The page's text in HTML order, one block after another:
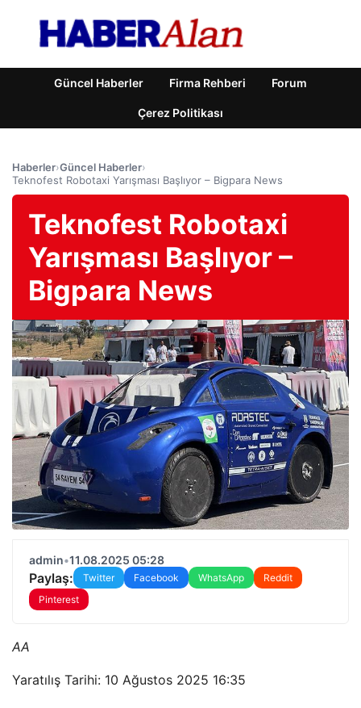
Güncel Haberler Firma Rehberi Forum
Çerez Politikası
Haberler›Güncel Haberler›
Teknofest Robotaxi Yarışması Başlıyor – Bigpara News
Teknofest Robotaxi
Yarışması Başlıyor –
Bigpara News
admin•11.08.2025 05:28
Paylaş: Twitter Facebook WhatsApp
Reddit
Pinterest
AA
Yaratılış Tarihi: 10 Ağustos 2025 16:35